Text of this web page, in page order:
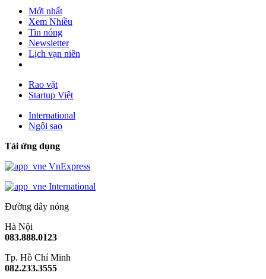
Mới nhất
Xem Nhiều
Tin nóng
Newsletter
Lịch vạn niên
Rao vặt
Startup Việt
International
Ngôi sao
Tải ứng dụng
VnExpress
International
Đường dây nóng
Hà Nội
083.888.0123
Tp. Hồ Chí Minh
082.233.3555